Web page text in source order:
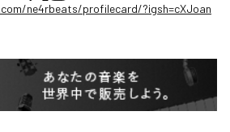
ne4rbeats/profilecard/?igsh=cXJoan